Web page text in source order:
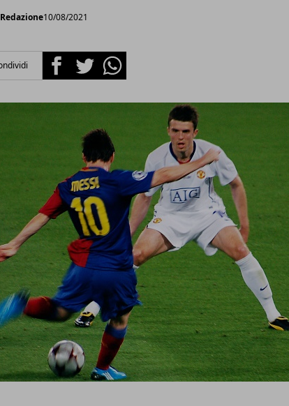
Redazione10/08/2021
FacebookTwitterWhatsapp